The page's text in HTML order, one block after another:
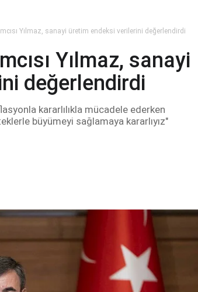
Yılmaz, sanayi üretim endeksi verilerini değerlendirdi
Yılmaz, sanayi
değerlendirdi
kararlılıkla mücadele ederken
büyümeyi sağlamaya kararlıyız"